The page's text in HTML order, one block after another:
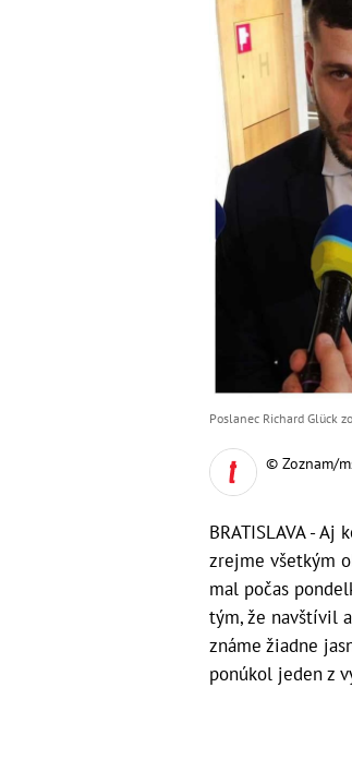
Poslanec Richard Glück
© Zoznam/
BRATISLAVA -
zrejme všetkým
mal počas
tým, že navštívil
známe žiadne
ponúkol jeden z